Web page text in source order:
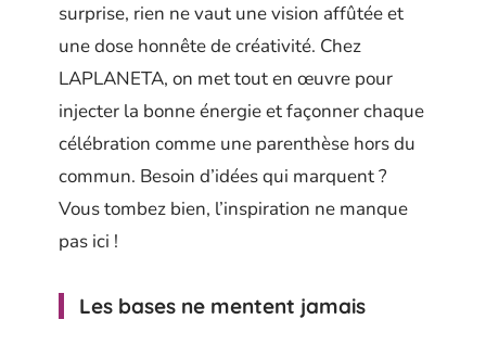
surprise, rien ne vaut une vision affûtée et
une dose honnête de créativité. Chez
LAPLANETA, on met tout en œuvre pour
injecter la bonne énergie et façonner chaque
célébration comme une parenthèse hors du
commun. Besoin d’idées qui marquent ?
Vous tombez bien, l’inspiration ne manque
pas ici !
Les bases ne mentent jamais